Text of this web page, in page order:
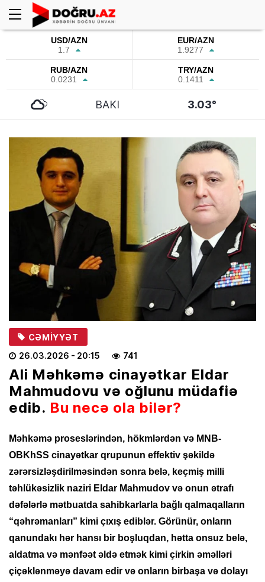
USD/AZN
1.7
EUR/AZN
1.9277
RUB/AZN
0.0231
TRY/AZN
0.1411
BAKI 3.03°
CƏMIYYƏT
26.03.2026 - 20:15 741
Ali Məhkəmə cinayətkar Eldar
Mahmudovu və oğlunu müdafiə
edib. Bu necə ola bilər?
Məhkəmə proseslərindən, hökmlərdən və MNB-
OBKhSS cinayətkar qrupunun effektiv şəkildə
zərərsizləşdirilməsindən sonra belə, keçmiş milli
təhlükəsizlik naziri Eldar Mahmudov və onun ətrafı
dəfələrlə mətbuatda sahibkarlarla bağlı qalmaqalların
“qəhrəmanları” kimi çıxış ediblər. Görünür, onların
qanundakı hər hansı bir boşluqdan, hətta onsuz belə,
aldatma və mənfəət əldə etmək kimi çirkin əməlləri
çiçəklənməyə davam edir və onların birbaşa və dolayı